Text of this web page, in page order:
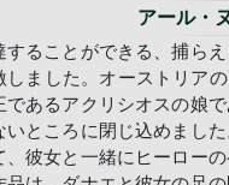
アール・
ることができる、捕ら
ました。オーストリア
であるアクリシオスの娘
いところに閉じ込めまし
彼女と一緒にヒーロー